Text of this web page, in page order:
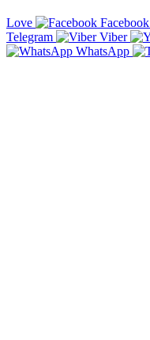
Love
Facebook
Telegram
Viber
WhatsApp